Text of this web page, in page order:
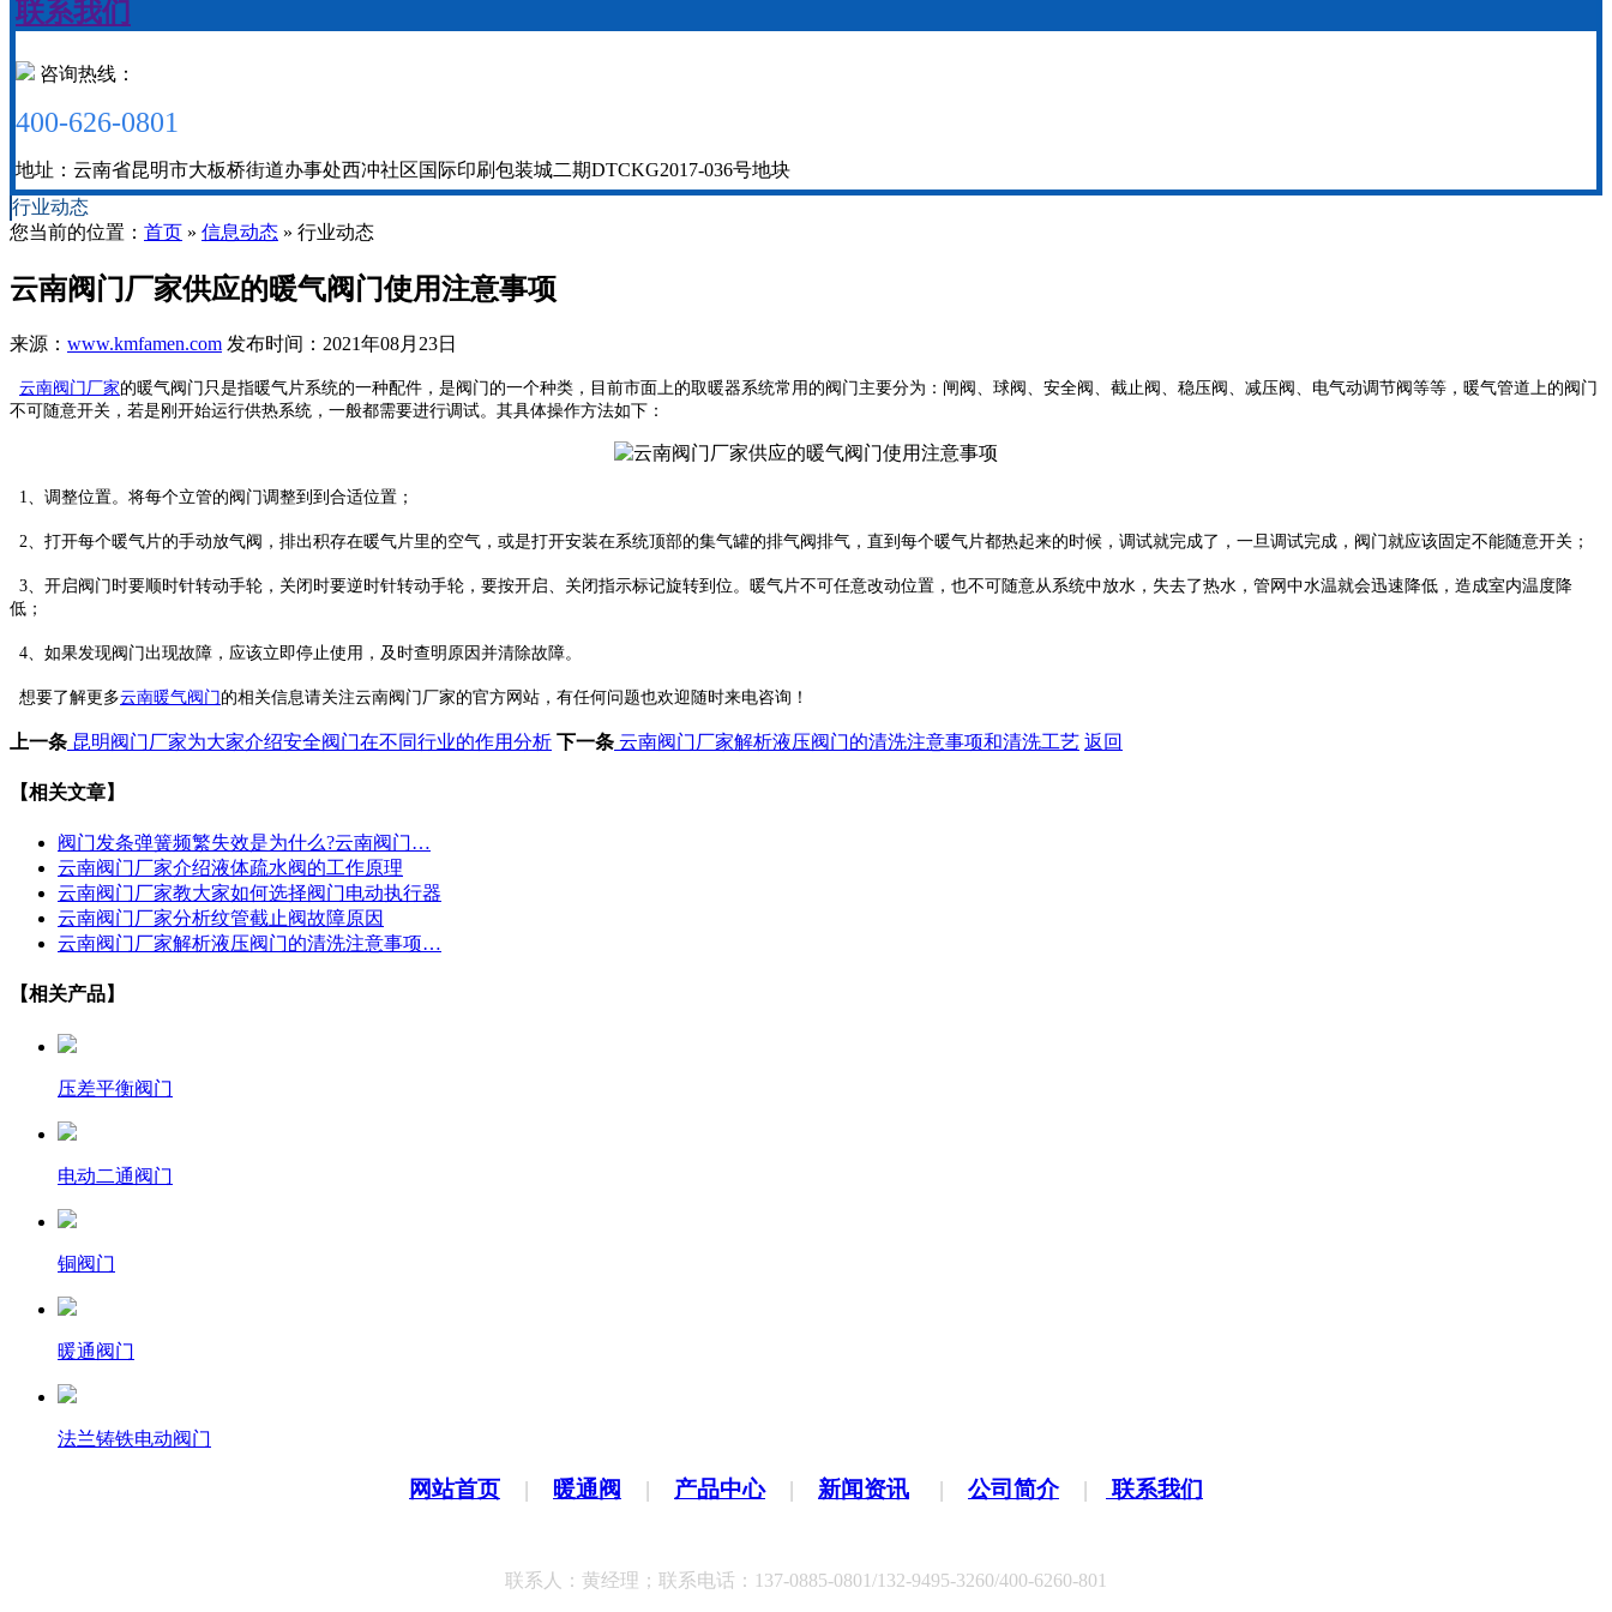
联系我们
咨询热线：
400-626-0801
地址：云南省昆明市大板桥街道办事处西冲社区国际印刷包装城二期DTCKG2017-036号地块
行业动态
您当前的位置： 首页 » 信息动态 » 行业动态
云南阀门厂家供应的暖气阀门使用注意事项
来源： www.kmfamen.com 发布时间：2021年08月23日
云南阀门厂家的暖气阀门只是指暖气片系统的一种配件，是阀门的一个种类，目前市面上的取暖器系统常用的阀门主要分为：闸阀、球阀、安全阀、截止阀、稳压阀、减压阀、电气动调节阀等等，暖气管道上的阀门
不可随意开关，若是刚开始运行供热系统，一般都需要进行调试。其具体操作方法如下：
1、调整位置。将每个立管的阀门调整到到合适位置；
2、打开每个暖气片的手动放气阀，排出积存在暖气片里的空气，或是打开安装在系统顶部的集气罐的排气阀排气，直到每个暖气片都热起来的时候，调试就完成了，一旦调试完成，阀门就应该固定不能随意开关；
3、开启阀门时要顺时针转动手轮，关闭时要逆时针转动手轮，要按开启、关闭指示标记旋转到位。暖气片不可任意改动位置，也不可随意从系统中放水，失去了热水，管网中水温就会迅速降低，造成室内温度降
低；
4、如果发现阀门出现故障，应该立即停止使用，及时查明原因并清除故障。
想要了解更多云南暖气阀门的相关信息请关注云南阀门厂家的官方网站，有任何问题也欢迎随时来电咨询！
上一条 昆明阀门厂家为大家介绍安全阀门在不同行业的作用分析 下一条 云南阀门厂家解析液压阀门的清洗注意事项和清洗工艺 返回
【相关文章】
阀门发条弹簧频繁失效是为什么?云南阀门…
云南阀门厂家介绍液体疏水阀的工作原理
云南阀门厂家教大家如何选择阀门电动执行器
云南阀门厂家分析纹管截止阀故障原因
云南阀门厂家解析液压阀门的清洗注意事项…
【相关产品】
压差平衡阀门
电动二通阀门
铜阀门
暖通阀门
法兰铸铁电动阀门
网站首页 | 暖通阀 | 产品中心| 新闻资讯 | 公司简介| 联系我们
联系人：黄经理；联系电话：137-0885-0801/132-9495-3260/400-6260-801